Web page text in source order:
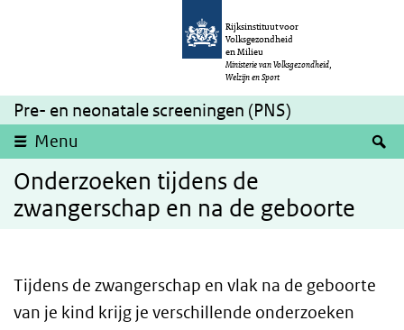
Overslaan en naar de inhoud gaan
Rijksinstituut voor
Volksgezondheid
en Milieu
Ministerie van Volksgezondheid,
Welzijn en Sport
Pre- en neonatale screeningen (PNS)
Menu
Onderzoeken tijdens de
zwangerschap en na de geboorte
Tijdens de zwangerschap en vlak na de geboorte
van je kind krijg je verschillende onderzoeken